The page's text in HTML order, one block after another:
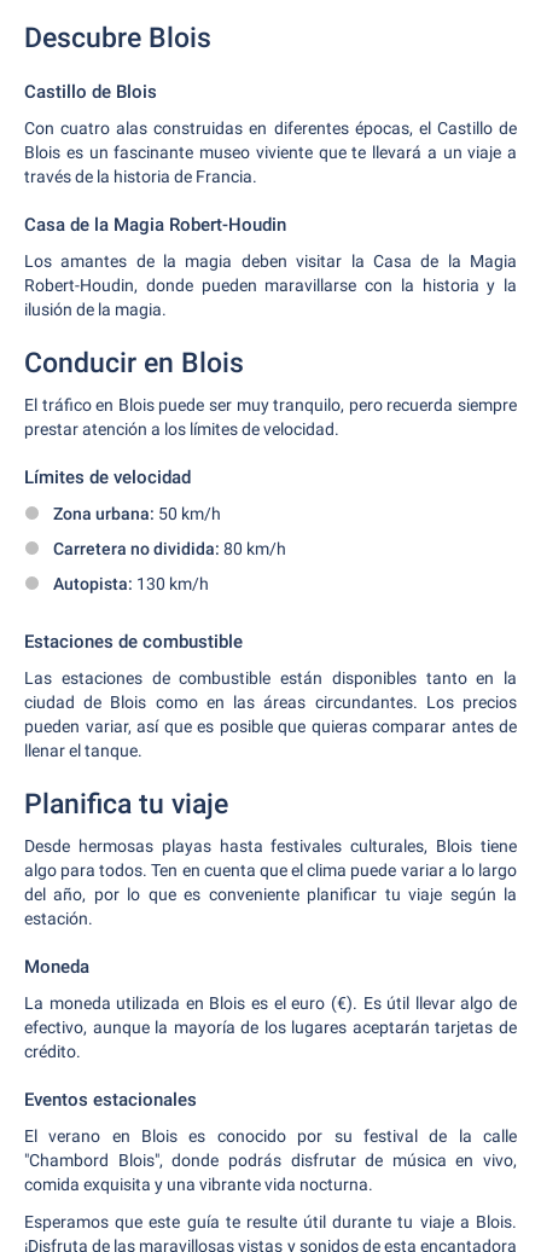
Descubre Blois
Castillo de Blois
Con cuatro alas construidas en diferentes épocas, el Castillo de
Blois es un fascinante museo viviente que te llevará a un viaje a
través de la historia de Francia.
Casa de la Magia Robert-Houdin
Los amantes de la magia deben visitar la Casa de la Magia
Robert-Houdin, donde pueden maravillarse con la historia y la
ilusión de la magia.
Conducir en Blois
El tráfico en Blois puede ser muy tranquilo, pero recuerda siempre
prestar atención a los límites de velocidad.
Límites de velocidad
Zona urbana: 50 km/h
Carretera no dividida: 80 km/h
Autopista: 130 km/h
Estaciones de combustible
Las estaciones de combustible están disponibles tanto en la
ciudad de Blois como en las áreas circundantes. Los precios
pueden variar, así que es posible que quieras comparar antes de
llenar el tanque.
Planifica tu viaje
Desde hermosas playas hasta festivales culturales, Blois tiene
algo para todos. Ten en cuenta que el clima puede variar a lo largo
del año, por lo que es conveniente planificar tu viaje según la
estación.
Moneda
La moneda utilizada en Blois es el euro (€). Es útil llevar algo de
efectivo, aunque la mayoría de los lugares aceptarán tarjetas de
crédito.
Eventos estacionales
El verano en Blois es conocido por su festival de la calle
"Chambord Blois", donde podrás disfrutar de música en vivo,
comida exquisita y una vibrante vida nocturna.
Esperamos que este guía te resulte útil durante tu viaje a Blois.
¡Disfruta de las maravillosas vistas y sonidos de esta encantadora